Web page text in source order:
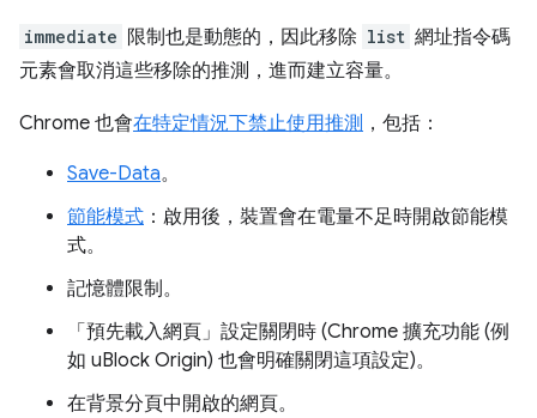
immediate 限制也是動態的，因此移除 list 網址指令碼
元素會取消這些移除的推測，進而建立容量。
Chrome 也會在特定情況下禁止使用推測 ，包括：
Save-Data。
節能模式 ：啟用後，裝置會在電量不足時開啟節能模
式。
記憶體限制。
「預先載入網頁」設定關閉時 (Chrome 擴充功能 (例
如 uBlock Origin) 也會明確關閉這項設定)。
在背景分頁中開啟的網頁。